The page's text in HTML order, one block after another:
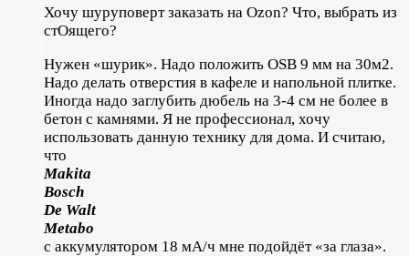
Хочу шуруповерт заказать на Ozon? Что, выбрать из
стОящего?
Нужен «шурик». Надо положить OSB 9 мм на 30м2.
Надо делать отверстия в кафeле и напольной плитке.
Иногда надо заглубить дюбель на 3-4 см не более в
бетон с камнями. Я не профессионал, хочу
использовать данную технику для дома. И считаю,
что
Makita
Bosch
De Walt
Metabo
c аккумулятором 18 мА/ч мне подойдёт «за глаза».